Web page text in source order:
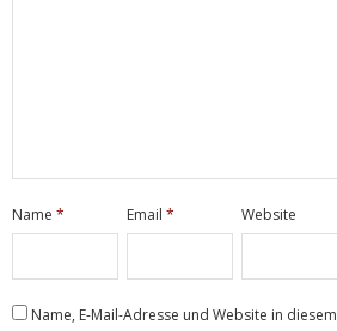
Name * Email* Website
Name, E-Mail-Adresse und Website in diesem